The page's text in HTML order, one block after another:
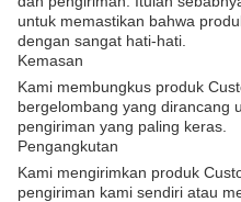
untuk memastikan bahwa
dengan sangat hati-hati.
Kemasan
Kami membungkus produk
bergelombang yang dirancang
pengiriman yang paling keras.
Pengangkutan
Kami mengirimkan produk
pengiriman kami sendiri atau